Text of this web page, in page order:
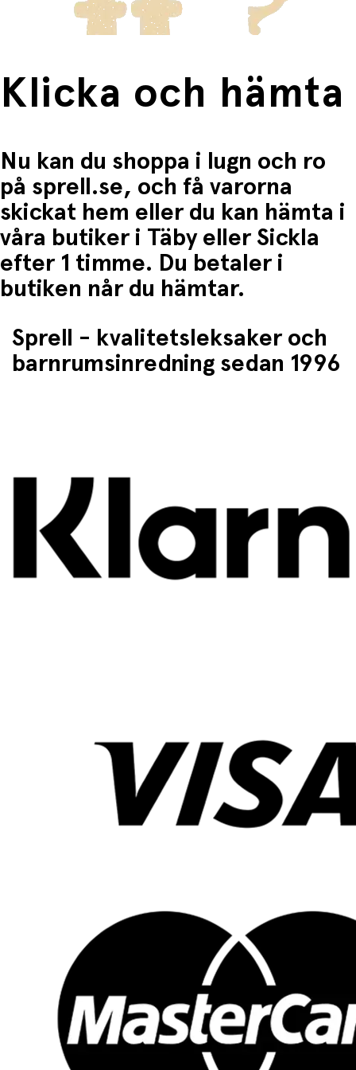
Klicka och hämta
Nu kan du shoppa i lugn och ro
på sprell.se, och få varorna
skickat hem eller du kan hämta i
våra butiker i Täby eller Sickla
efter 1 timme. Du betaler i
butiken når du hämtar.
Sprell - kvalitetsleksaker och
barnrumsinredning sedan 1996